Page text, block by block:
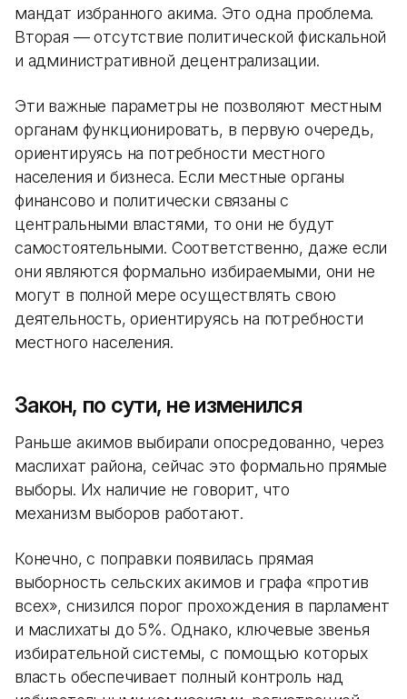
мандат избранного акима. Это одна проблема.
Вторая — отсутствие политической фискальной
и административной децентрализации.
Эти важные параметры не позволяют местным
органам функционировать, в первую очередь,
ориентируясь на потребности местного
населения и бизнеса. Если местные органы
финансово и политически связаны с
центральными властями, то они не будут
самостоятельными. Соответственно, даже если
они являются формально избираемыми, они не
могут в полной мере осуществлять свою
деятельность, ориентируясь на потребности
местного населения.
Закон, по сути, не изменился
Раньше акимов выбирали опосредованно, через
маслихат района, сейчас это формально прямые
выборы. Их наличие не говорит, что
механизм выборов работают.
Конечно, с поправки появилась прямая
выборность сельских акимов и графа «против
всех», снизился порог прохождения в парламент
и маслихаты до 5%. Однако, ключевые звенья
избирательной системы, с помощью которых
власть обеспечивает полный контроль над